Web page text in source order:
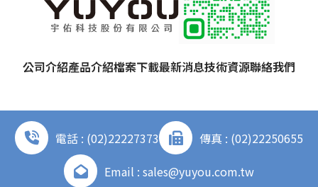
公司介紹產品介紹檔案下載最新消息技術資源聯絡我們
電話 : (02)22227373
傳真 : (02)22250655
Email : sales@yuyou.com.tw